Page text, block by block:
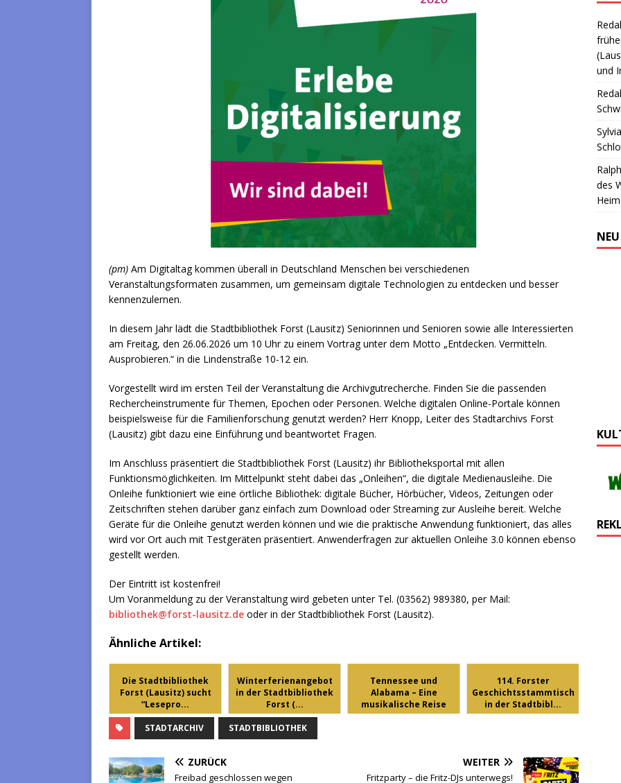
(pm) Am Digitaltag kommen überall in Deutschland Menschen bei verschiedenen
Veranstaltungsformaten zusammen, um gemeinsam digitale Technologien zu entdecken und besser
kennenzulernen.
In diesem Jahr lädt die Stadtbibliothek Forst (Lausitz) Seniorinnen und Senioren sowie alle Interessierten
am Freitag, den 26.06.2026 um 10 Uhr zu einem Vortrag unter dem Motto „Entdecken. Vermitteln.
Ausprobieren.“ in die Lindenstraße 10-12 ein.
Vorgestellt wird im ersten Teil der Veranstaltung die Archivgutrecherche. Finden Sie die passenden
Rechercheinstrumente für Themen, Epochen oder Personen. Welche digitalen Online-Portale können
beispielsweise für die Familienforschung genutzt werden? Herr Knopp, Leiter des Stadtarchivs Forst
(Lausitz) gibt dazu eine Einführung und beantwortet Fragen.
Im Anschluss präsentiert die Stadtbibliothek Forst (Lausitz) ihr Bibliotheksportal mit allen
Funktionsmöglichkeiten. Im Mittelpunkt steht dabei das „Onleihen“, die digitale Medienausleihe. Die
Onleihe funktioniert wie eine örtliche Bibliothek: digitale Bücher, Hörbücher, Videos, Zeitungen oder
Zeitschriften stehen darüber ganz einfach zum Download oder Streaming zur Ausleihe bereit. Welche
Geräte für die Onleihe genutzt werden können und wie die praktische Anwendung funktioniert, das alles
wird vor Ort auch mit Testgeräten präsentiert. Anwenderfragen zur aktuellen Onleihe 3.0 können ebenso
gestellt werden.
Der Eintritt ist kostenfrei!
Um Voranmeldung zu der Veranstaltung wird gebeten unter Tel. (03562) 989380, per Mail:
bibliothek@forst-lausitz.de oder in der Stadtbibliothek Forst (Lausitz).
Ähnliche Artikel:
Die Stadtbibliothek
Forst (Lausitz) sucht
“Lesepro...
Winterferienangebot
in der Stadtbibliothek
Forst (...
Tennessee und
Alabama – Eine
musikalische Reise
in...
114. Forster
Geschichtsstammtisch
in der Stadtbibl...
STADTARCHIV
STADTBIBLIOTHEK
ZURÜCK
Freibad geschlossen wegen
WEITER
Fritzparty – die Fritz-DJs unterwegs!
und
Sylvia
des